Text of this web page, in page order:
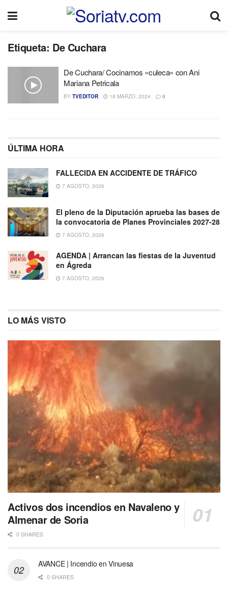
Etiqueta: De Cuchara
De Cuchara/ Cocinamos «culeca» con Ani
Mariana Petricala
BY TVEDITOR 18 MARZO, 2024 0
ÚLTIMA HORA
FALLECIDA EN ACCIDENTE DE TRÁFICO
7 AGOSTO, 2026
El pleno de la Diputación aprueba las bases de
la convocatoria de Planes Provinciales 2027-28
7 AGOSTO, 2026
AGENDA | Arrancan las fiestas de la Juventud
en Ágreda
7 AGOSTO, 2026
LO MÁS VISTO
Activos dos incendios en Navaleno y
Almenar de Soria
0 SHARES
AVANCE | Incendio en Vinuesa
0 SHARES